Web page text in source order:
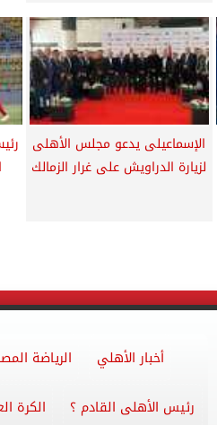
الإسماعيلى يدعو مجلس الأهلى
لزيارة الدراويش على غرار الزمالك
أخبار الأهلي الرياضة
رئيس الأهلى القادم ؟ الكرة